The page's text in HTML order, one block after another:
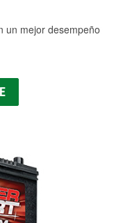
un mejor desempeño